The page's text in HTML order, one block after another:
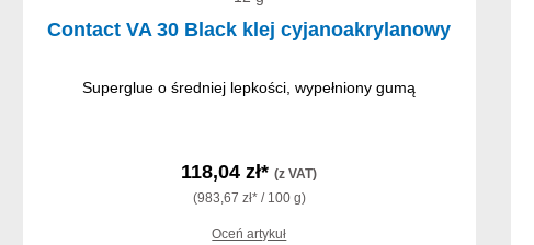
Contact VA 30 Black klej cyjanoakrylanowy
Superglue o średniej lepkości, wypełniony gumą
118,04 zł*(z VAT)
(983,67 zł* / 100 g)
Oceń artykuł